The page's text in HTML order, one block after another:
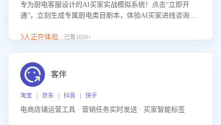
专为厨电客服设计的AI买家实战模拟系统！点击“立即开
通”，立刻生成专属厨电类目剧本，体验AI买家进线咨询真
实场景应对技巧！
3人正在体验...已售1659+
客伴
淘宝 | 京东 | 抖音 | 快手
电商店铺运营工具 · 营销任务实时发送 · 买家智能标签